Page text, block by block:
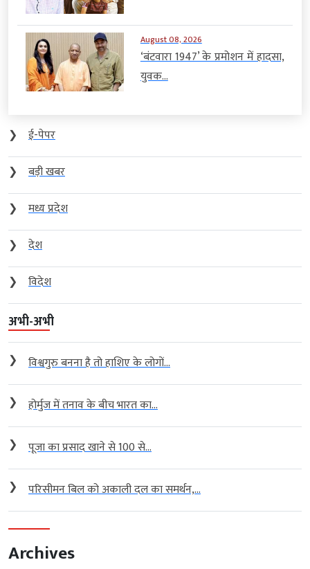
August 08, 2026
‘बंटवारा 1947’ के प्रमोशन में हादसा,
युवक...
❯
ई-पेपर
❯
बड़ी खबर
❯
मध्य प्रदेश
❯
देश
❯
विदेश
अभी-अभी
❯ विश्वगुरु बनना है तो हाशिए के लोगों...
❯ होर्मुज में तनाव के बीच भारत का...
❯ पूजा का प्रसाद खाने से 100 से...
❯ परिसीमन बिल को अकाली दल का समर्थन,...
Archives